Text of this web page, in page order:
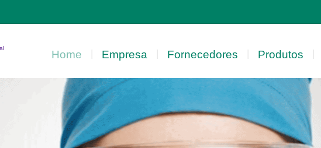
Home Empresa Fornecedores Produtos